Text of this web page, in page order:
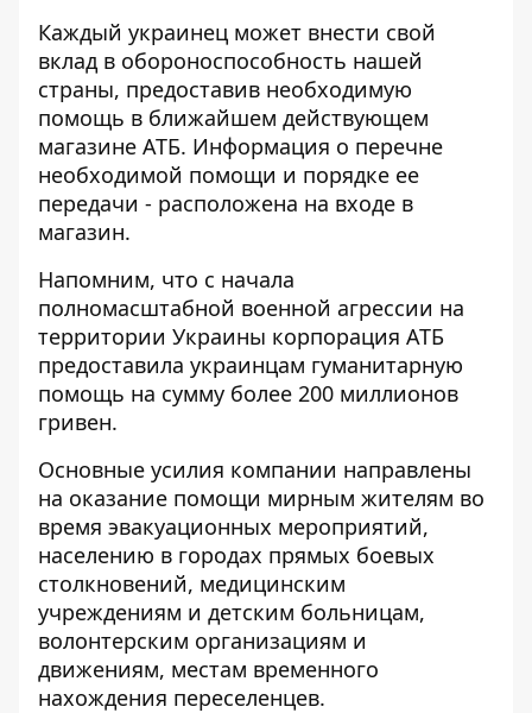
Каждый украинец может внести свой
вклад в обороноспособность нашей
страны, предоставив необходимую
помощь в ближайшем действующем
магазине АТБ. Информация о перечне
необходимой помощи и порядке ее
передачи - расположена на входе в
магазин.
Напомним, что с начала
полномасштабной военной агрессии на
территории Украины корпорация АТБ
предоставила украинцам гуманитарную
помощь на сумму более 200 миллионов
гривен.
Основные усилия компании направлены
на оказание помощи мирным жителям во
время эвакуационных мероприятий,
населению в городах прямых боевых
столкновений, медицинским
учреждениям и детским больницам,
волонтерским организациям и
движениям, местам временного
нахождения переселенцев.